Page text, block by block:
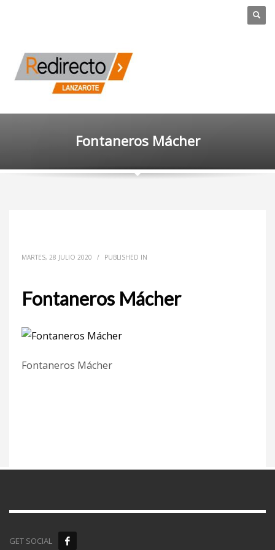
Fontaneros Mácher
MARTES, 28 JULIO 2020 / PUBLISHED IN
Fontaneros Mácher
Fontaneros Mácher
GET SOCIAL